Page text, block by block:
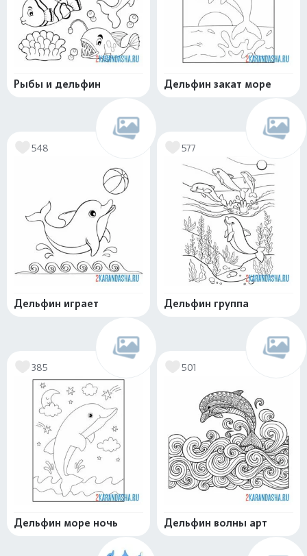
Рыбы и дельфин Дельфин закат море
548
Дельфин играет
577
Дельфин группа
385
Дельфин море ночь
501
Дельфин волны арт